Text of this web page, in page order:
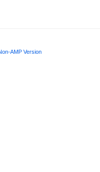
AMP Version